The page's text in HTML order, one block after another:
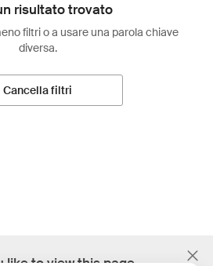
risultato trovato
filtri o a usare una parola chiave
diversa.
Cancella filtri